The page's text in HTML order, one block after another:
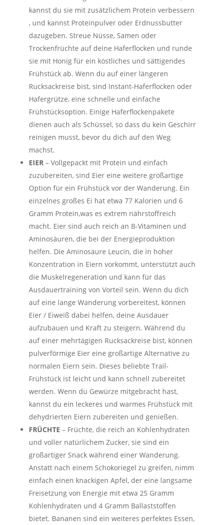
kannst du sie mit zusätzlichem Protein verbessern
, und kannst Proteinpulver oder Erdnussbutter
dazugeben. Streue Nüsse, Samen oder
Trockenfrüchte auf deine Haferflocken und runde
sie mit Honig für ein köstliches und sättigendes
Frühstück ab. Wenn du auf einer längeren
Rucksackreise bist, sind Instant-Haferflocken oder
Hafergrütze, eine schnelle und einfache
Frühstücksoption. Einige Haferflockenpakete
dienen auch als Schüssel, so dass du kein Geschirr
reinigen musst, bevor du dich auf den Weg
machst.
EIER– Vollgepackt mit Protein und einfach
zuzubereiten, sind Eier eine weitere großartige
Option für ein Frühstück vor der Wanderung. Ein
einzelnes großes Ei hat etwa 77 Kalorien und 6
Gramm Protein,was es extrem nährstoffreich
macht. Eier sind auch reich an B-Vitaminen und
Aminosäuren, die bei der Energieproduktion
helfen. Die Aminosäure Leucin, die in hoher
Konzentration in Eiern vorkommt, unterstützt auch
die Muskelregeneration und kann für das
Ausdauertraining von Vorteil sein. Wenn du dich
auf eine lange Wanderung vorbereitest, können
Eier / Eiweiß dabei helfen, deine Ausdauer
aufzubauen und Kraft zu steigern. Während du
auf einer mehrtägigen Rucksackreise bist, können
pulverförmige Eier eine großartige Alternative zu
normalen Eiern sein. Dieses beliebte Trail-
Frühstück ist leicht und kann schnell zubereitet
werden. Wenn du Gewürze mitgebracht hast,
kannst du ein leckeres und warmes Frühstück mit
dehydrierten Eiern zubereiten und genießen.
FRÜCHTE – Früchte, die reich an Kohlenhydraten
und voller natürlichem Zucker, sie sind ein
großartiger Snack während einer Wanderung.
Anstatt nach einem Schokoriegel zu greifen, nimm
einfach einen knackigen Apfel, der eine langsame
Freisetzung von Energie mit etwa 25 Gramm
Kohlenhydraten und 4 Gramm Ballaststoffen
bietet. Bananen sind ein weiteres perfektes Essen,